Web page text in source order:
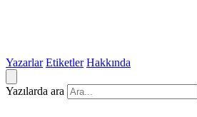
Yazarlar Etiketler Hakkında
Yazılarda ara